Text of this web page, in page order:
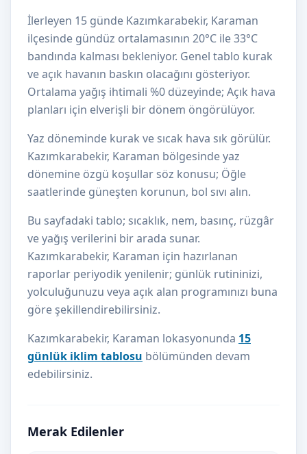
İlerleyen 15 günde Kazımkarabekir, Karaman
ilçesinde gündüz ortalamasının 20°C ile 33°C
bandında kalması bekleniyor. Genel tablo kurak
ve açık havanın baskın olacağını gösteriyor.
Ortalama yağış ihtimali %0 düzeyinde; Açık hava
planları için elverişli bir dönem öngörülüyor.
Yaz döneminde kurak ve sıcak hava sık görülür.
Kazımkarabekir, Karaman bölgesinde yaz
dönemine özgü koşullar söz konusu; Öğle
saatlerinde güneşten korunun, bol sıvı alın.
Bu sayfadaki tablo; sıcaklık, nem, basınç, rüzgâr
ve yağış verilerini bir arada sunar.
Kazımkarabekir, Karaman için hazırlanan
raporlar periyodik yenilenir; günlük rutininizi,
yolculuğunuzu veya açık alan programınızı buna
göre şekillendirebilirsiniz.
Kazımkarabekir, Karaman lokasyonunda 15
günlük iklim tablosu bölümünden devam
edebilirsiniz.
Merak Edilenler